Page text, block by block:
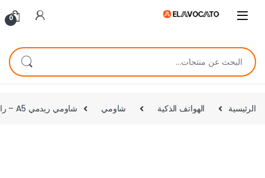
0
الرئيسية الهواتف الذكية شاومي شاومي ريدمي A5 – رام 4 جيجا – مساحة 64 جيجا – أخضر